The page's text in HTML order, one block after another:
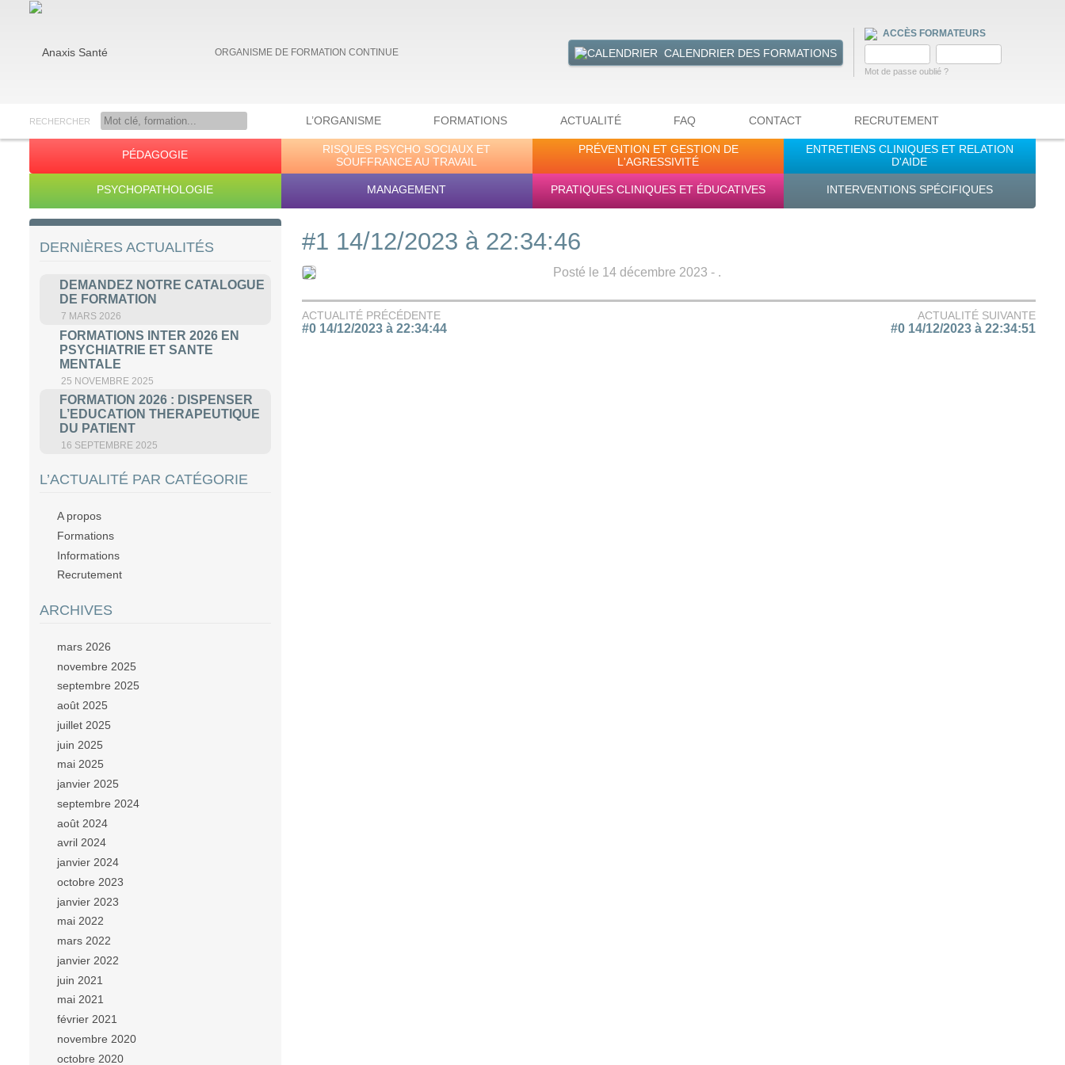
ORGANISME DE FORMATION CONTINUE CALENDRIER DES FORMATIONS
ACCÈS FORMATEURS
Mot de passe oublié ?
RECHERCHER L’ORGANISME FORMATIONS ACTUALITÉ FAQ CONTACT RECRUTEMENT
PÉDAGOGIE
RISQUES PSYCHO SOCIAUX ET
SOUFFRANCE AU TRAVAIL
PRÉVENTION ET GESTION DE
L'AGRESSIVITÉ
ENTRETIENS CLINIQUES ET RELATION
D'AIDE
PSYCHOPATHOLOGIE MANAGEMENT PRATIQUES CLINIQUES ET ÉDUCATIVES INTERVENTIONS SPÉCIFIQUES
#1 14/12/2023 à 22:34:46
Posté le 14 décembre 2023 - .
ACTUALITÉ PRÉCÉDENTE
#0 14/12/2023 à 22:34:44
ACTUALITÉ SUIVANTE
#0 14/12/2023 à 22:34:51
DERNIÈRES ACTUALITÉS
DEMANDEZ NOTRE CATALOGUE
DE FORMATION
7 MARS 2026
FORMATIONS INTER 2026 EN
PSYCHIATRIE ET SANTE
MENTALE
25 NOVEMBRE 2025
FORMATION 2026 : DISPENSER
L’EDUCATION THERAPEUTIQUE
DU PATIENT
16 SEPTEMBRE 2025
L’ACTUALITÉ PAR CATÉGORIE
A propos
Formations
Informations
Recrutement
ARCHIVES
mars 2026
novembre 2025
septembre 2025
août 2025
juillet 2025
juin 2025
mai 2025
janvier 2025
septembre 2024
août 2024
avril 2024
janvier 2024
octobre 2023
janvier 2023
mai 2022
mars 2022
janvier 2022
juin 2021
mai 2021
février 2021
novembre 2020
octobre 2020